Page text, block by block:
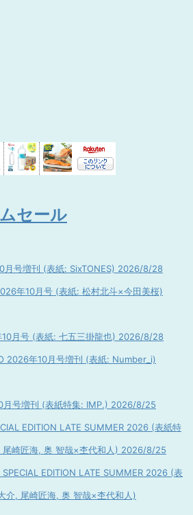
セール
月号増刊 (表紙: SixTONES) 2026/8/28
年10月号 (表紙: 松村北斗×今田美桜)
月号 (表紙: 七五三掛龍也) 2026/8/28
2026年10月号増刊 (表紙: Number_i)
号増刊 (表紙特集: IMP.) 2026/8/25
EDITION LATE SUMMER 2026 (表紙特
尾崎匠海, 奥 智哉×杢代和人) 2026/8/25
EDITION LATE SUMMER 2026 (表
介, 尾崎匠海, 奥 智哉×杢代和人)